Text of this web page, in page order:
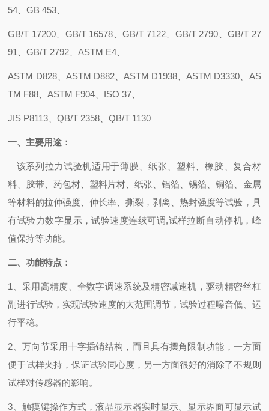
54 、GB 453
GB/T 17200、 GB/T 16578 、GB/T 7122、 GB/T 2790 、GB/T 27
91
、GB/T 2792 、ASTM E4
ASTM D828、 ASTM D882、 ASTM D1938 、ASTM D3330
AS
TM F88 、ASTM F904 ISO 37
JIS P8113 、QB/T 2358 、QB/T 1130
一、 主要用途：
该系列拉力试验机适用于薄膜、纸张、塑料、橡胶、复合材
料、胶带、药包材、塑料片材、纸张、铝箔、锡箔、铜箔、金属
等材料的拉伸强度、伸长率、撕裂，剥离、热封强度等试验，具
有试验力数字显示，试验速度连续可调,试样拉断自动停机，峰
值保持等功能。
二、功能特点：
1、采用高精度、全数字调速系统及精密减速机，驱动精密丝杠
副进行试验，实现试验速度的大范围调节，试验过程噪音低、运
行平稳。
2、万向节采用十字插销结构，而且具有摆角限制功能，一方面
便于试样夹持，保证试验同心度，另一方面很好的消除了不规则
试样对传感器的影响。
3、触摸键操作方式，液晶显示器实时显示。显示界面可显示试